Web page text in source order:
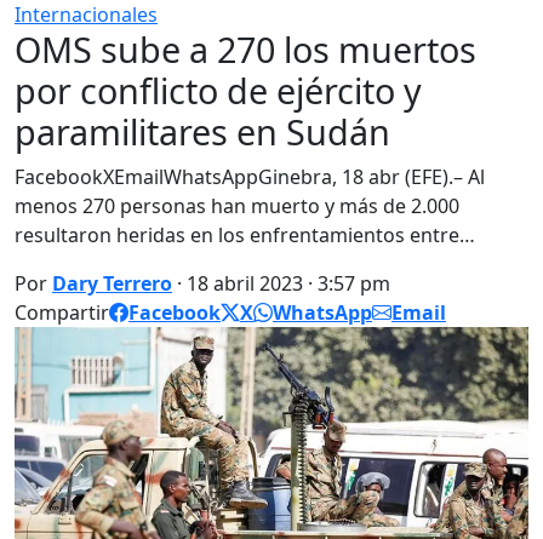
Internacionales
OMS sube a 270 los muertos
por conflicto de ejército y
paramilitares en Sudán
FacebookXEmailWhatsAppGinebra, 18 abr (EFE).– Al
menos 270 personas han muerto y más de 2.000
resultaron heridas en los enfrentamientos entre…
Por Dary Terrero · 18 abril 2023 · 3:57 pm
Compartir
Facebook X WhatsApp Email